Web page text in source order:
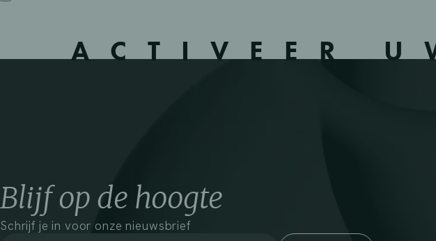
ACTIVEER
Blijf op de hoogte
Schrijf je in voor onze nieuwsbrief